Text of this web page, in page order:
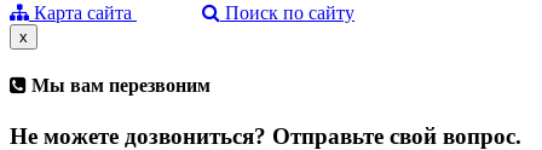
Карта сайта Поиск по сайту
x
Мы вам перезвоним
Не можете дозвониться? Отправьте свой вопрос.